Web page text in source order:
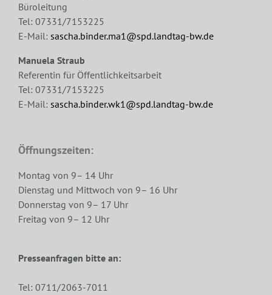
Büroleitung
Tel: 07331/7153225
E-Mail: sascha.binder.ma1@spd.landtag-bw.de
Manuela Straub
Referentin für Öffentlichkeitsarbeit
Tel: 07331/7153225
E-Mail: sascha.binder.wk1@spd.landtag-bw.de
Öffnungszeiten:
Montag von 9– 14 Uhr
Dienstag und Mittwoch von 9– 16 Uhr
Donnerstag von 9– 17 Uhr
Freitag von 9– 12 Uhr
Presseanfragen bitte an:
Tel: 0711/2063-7011